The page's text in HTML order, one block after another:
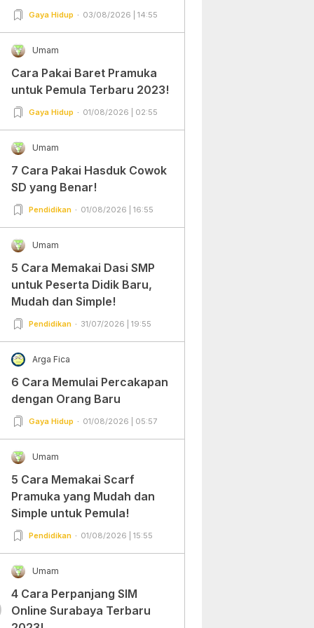
Gampang Banget dan Mudah
Gaya Hidup 03/08/2026 | 14:55
Umam
Cara Pakai Baret Pramuka
untuk Pemula Terbaru 2023!
Gaya Hidup 01/08/2026 | 02:55
Umam
7 Cara Pakai Hasduk Cowok
SD yang Benar!
Pendidikan 01/08/2026 | 16:55
Umam
5 Cara Memakai Dasi SMP
untuk Peserta Didik Baru,
Mudah dan Simple!
Pendidikan 31/07/2026 | 19:55
Arga Fica
6 Cara Memulai Percakapan
dengan Orang Baru
Gaya Hidup 01/08/2026 | 05:57
Umam
5 Cara Memakai Scarf
Pramuka yang Mudah dan
Simple untuk Pemula!
Pendidikan 01/08/2026 | 15:55
Umam
4 Cara Perpanjang SIM
Online Surabaya Terbaru